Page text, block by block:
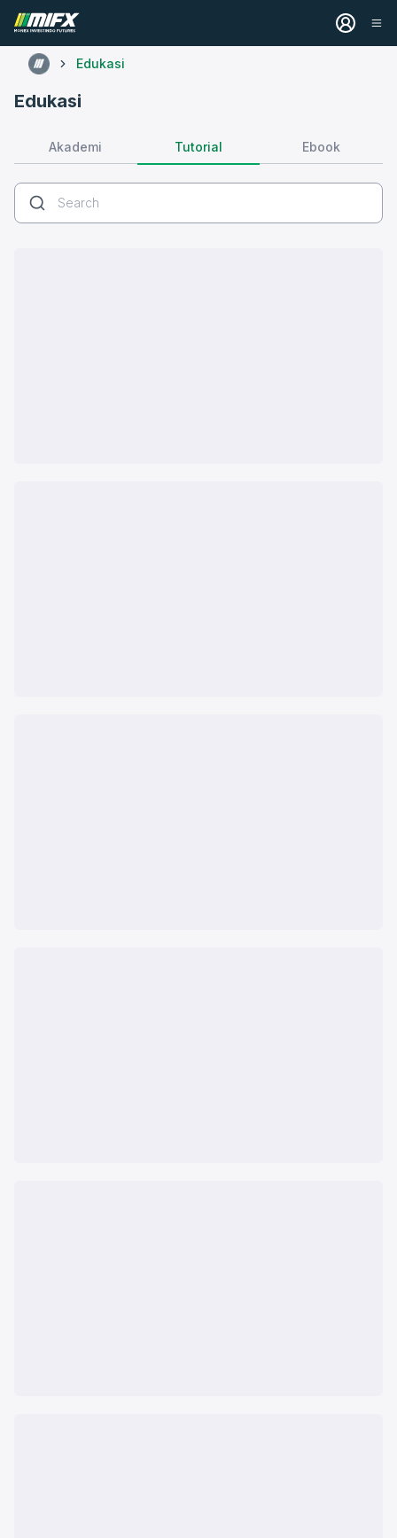
Edukasi
Edukasi
Akademi Tutorial Ebook